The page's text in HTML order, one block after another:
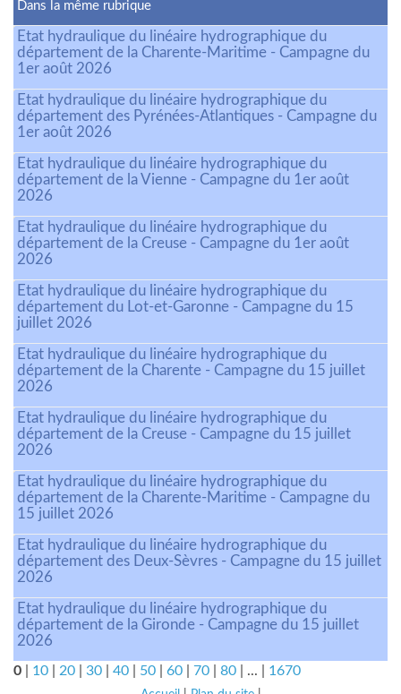
Dans la même rubrique
Etat hydraulique du linéaire hydrographique du
département de la Charente-Maritime - Campagne du
1er août 2026
Etat hydraulique du linéaire hydrographique du
département des Pyrénées-Atlantiques - Campagne du
1er août 2026
Etat hydraulique du linéaire hydrographique du
département de la Vienne - Campagne du 1er août
2026
Etat hydraulique du linéaire hydrographique du
département de la Creuse - Campagne du 1er août
2026
Etat hydraulique du linéaire hydrographique du
département du Lot-et-Garonne - Campagne du 15
juillet 2026
Etat hydraulique du linéaire hydrographique du
département de la Charente - Campagne du 15 juillet
2026
Etat hydraulique du linéaire hydrographique du
département de la Creuse - Campagne du 15 juillet
2026
Etat hydraulique du linéaire hydrographique du
département de la Charente-Maritime - Campagne du
15 juillet 2026
Etat hydraulique du linéaire hydrographique du
département des Deux-Sèvres - Campagne du 15 juillet
2026
Etat hydraulique du linéaire hydrographique du
département de la Gironde - Campagne du 15 juillet
2026
0 10 20 30 40 50 60 70 80 ... 1670